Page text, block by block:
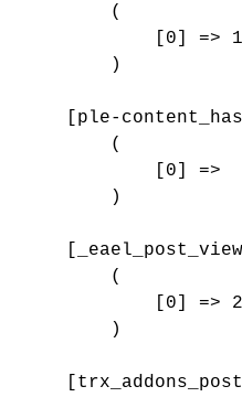
        (
            [0] => 1
        )
[ple-
        (
            [0] =>
        )
        (
[0] =>
        )